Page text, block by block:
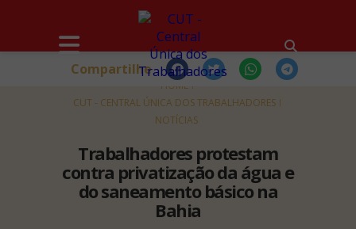
HOME
CUT - CENTRAL ÚNICA DOS TRABALHADORES
NOTÍCIAS
Trabalhadores protestam
contra privatização da água e
do saneamento básico na
Bahia
Compartilhe